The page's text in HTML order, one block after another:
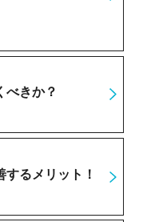
べきか？
るメリット！